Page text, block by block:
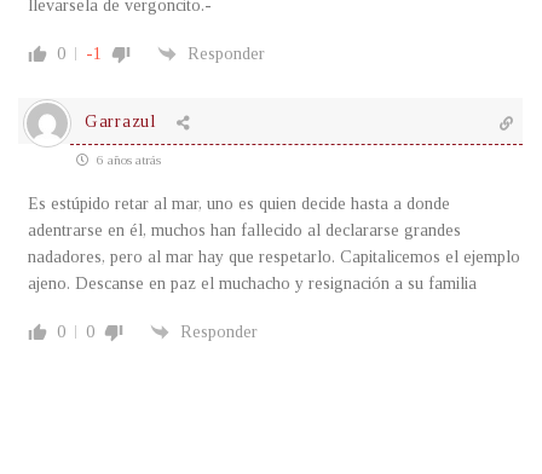
llevarsela de vergoncito.-
0 -1 Responder
Garrazul
6 años atrás
Es estúpido retar al mar, uno es quien decide hasta a donde
adentrarse en él, muchos han fallecido al declararse grandes
nadadores, pero al mar hay que respetarlo. Capitalicemos el ejemplo
ajeno. Descanse en paz el muchacho y resignación a su familia
0 0 Responder